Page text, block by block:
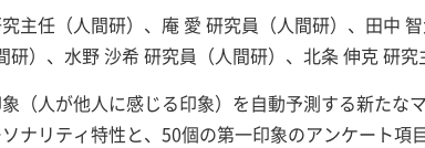
主任（人間研）、庵 愛 研究員（人間研）、田中
）、水野 沙希 研究員（人間研）、北条 伸克 研究
（人が他人に感じる印象）を自動予測する新たな
ナリティ特性と、50個の第一印象のアンケート項